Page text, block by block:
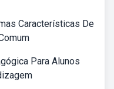
Características De
Para Alunos